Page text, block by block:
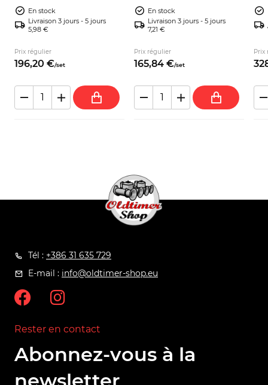
903/965/1050cc Fiat 600
Seat 770 Zastava 750
En stock
Livraison 3 jours - 5 jours
5,98 €
Prix régulier
196,20 €/set
Panda 141 4x4
En stock
Livraison 3 jours - 5 jours
7,21 €
Prix régulier
165,84 €/set
Prix
Tél : +386 31 635 729
E-mail : info@oldtimer-shop.eu
Rester en contact
Abonnez-vous à la
newsletter